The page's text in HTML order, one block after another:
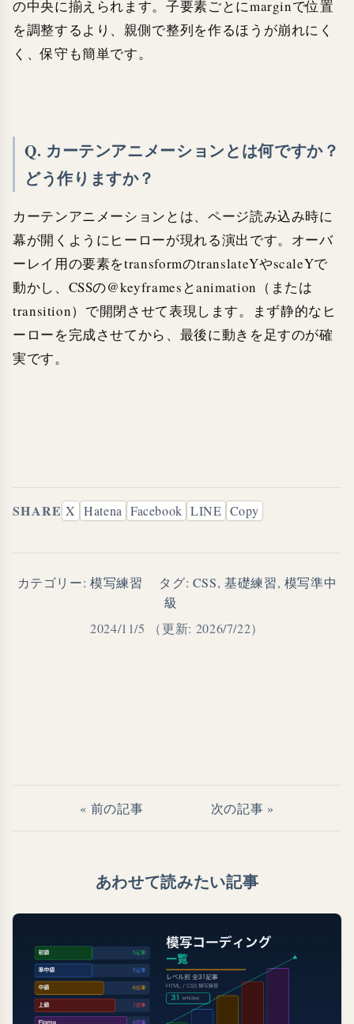
の中央に揃えられます。子要素ごとにmarginで位置
を調整するより、親側で整列を作るほうが崩れにく
く、保守も簡単です。
Q. カーテンアニメーションとは何ですか？
どう作りますか？
カーテンアニメーションとは、ページ読み込み時に
幕が開くようにヒーローが現れる演出です。オーバ
ーレイ用の要素をtransformのtranslateYやscaleYで
動かし、CSSの@keyframesとanimation（または
transition）で開閉させて表現します。まず静的なヒ
ーローを完成させてから、最後に動きを足すのが確
実です。
SHARE X Hatena Facebook LINE Copy
カテゴリー:模写練習 タグ: CSS,基礎練習, 模写準中
級
2024/11/5
（更新: 2026/7/22）
« 前の記事 次の記事 »
あわせて読みたい記事